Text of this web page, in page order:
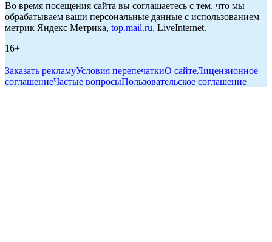
Во время посещения сайта вы соглашаетесь с тем, что мы
обрабатываем ваши персональные данные с использованием
метрик Яндекс Метрика, top.mail.ru, LiveInternet.
16+
Заказать рекламуУсловия перепечаткиО сайтеЛицензионное
соглашениеЧастые вопросыПользовательское соглашение